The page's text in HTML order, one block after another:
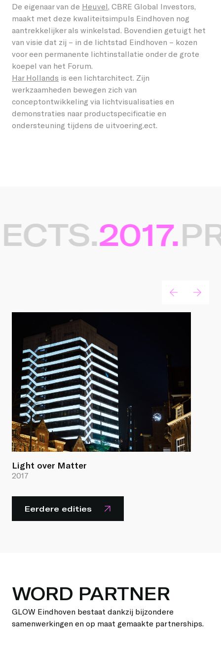
de bezoeker onder de lichtsculptuur.
De eigenaar van de Heuvel, CBRE Global Investors,
maakt met deze kwaliteitsimpuls Eindhoven nog
aantrekkelijker als winkelstad. Bovendien getuigt het
van visie dat zij – in de lichtstad Eindhoven – kozen
voor een permanente lichtinstallatie onder de grote
koepel van het Forum.
Har Hollands is een lichtarchitect. Zijn
werkzaamheden bewegen zich van
conceptontwikkeling via lichtvisualisaties en
demonstraties naar productspecificatie en
ondersteuning tijdens de uitvoering.ect.
2017.
Gerelateerde projecten
Light over Matter
2017
Eerdere edities
WORD PARTNER
GLOW Eindhoven bestaat dankzij bijzondere
samenwerkingen en op maat gemaakte partnerships.